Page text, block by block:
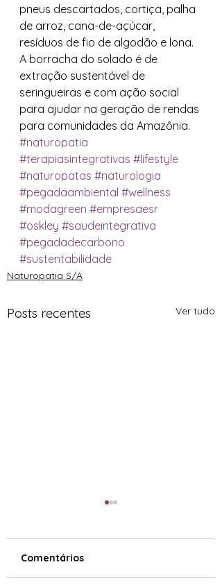
pneus descartados, cortiça, palha
de arroz, cana-de-açúcar,
resíduos de fio de algodão e lona.
A borracha do solado é de
extração sustentável de
seringueiras e com ação social
para ajudar na geração de rendas
para comunidades da Amazônia.
#naturopatia
#terapiasintegrativas #lifestyle
#naturopatas #naturologia
#pegadaambiental #wellness
#modagreen #empresaesr
#oskley #saudeintegrativa
#pegadadecarbono
#sustentabilidade
Naturopatia S/A
Posts recentes Ver tudo
Comentários